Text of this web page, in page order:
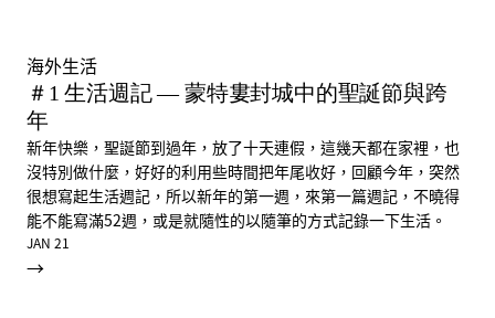
海外生活
＃1 生活週記 — 蒙特婁封城中的聖誕節與跨
年
新年快樂，聖誕節到過年，放了十天連假，這幾天都在家裡，也
沒特別做什麼，好好的利用些時間把年尾收好，回顧今年，突然
很想寫起生活週記，所以新年的第一週，來第一篇週記，不曉得
能不能寫滿52週，或是就隨性的以隨筆的方式記錄一下生活。
JAN 21
→